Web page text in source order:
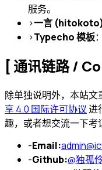
服务。
>一言
>Typecho 模板
[ 通讯链路 /
除单独说明外，本站文
享 4.0 国际许可协议进
趣，或者想交流一下考
-Email:
-Github:@独孤